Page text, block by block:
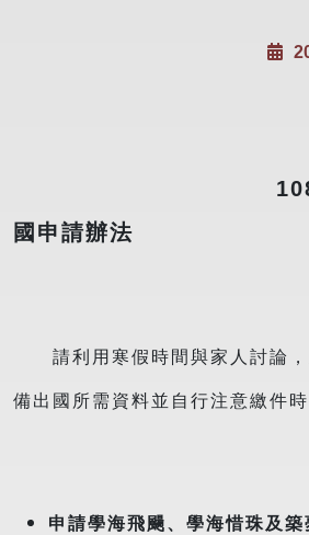
108學年度
國申請辦法
請利用寒假時間與家人討論，
備出國所需資料並自行注意繳件時
申請學海飛颺、學海惜珠及